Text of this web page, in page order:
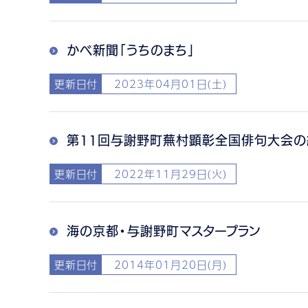
かべ新聞「うちのまち」
更新日付 2023年04月01日(土)
第11回与謝野町蕪村顕彰全国俳句大会
更新日付 2022年11月29日(火)
海の京都・与謝野町マスタープラン
更新日付 2014年01月20日(月)